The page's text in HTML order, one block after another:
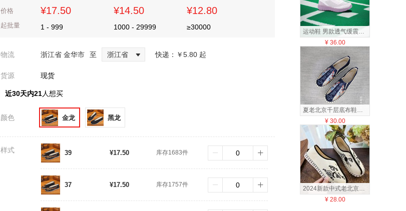
价格
起批量
¥17.50
1 - 999
¥14.50
1000 - 29999
¥12.80
≥30000
物流 浙江省 金华市 至 浙江省 快递： ￥5.80 起
货源 现货
近30天内21人想买
颜色 金龙 黑龙
样式 39 ¥17.50 库存1683件
37 ¥17.50 库存1757件
运动鞋 男款透气缓震跑步鞋
¥ 36.00
夏老北京千层底布鞋平底透气单鞋中国风刺绣开车鞋低帮软底男士鞋国潮
¥ 30.00
2024新款中式老北京布鞋千层布底功夫鞋中国风古风唐鞋男款帆布鞋国潮
¥ 28.00